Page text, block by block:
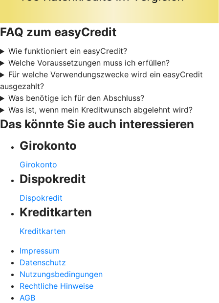
FAQ zum easyCredit
Wie funktioniert ein easyCredit?
Welche Voraussetzungen muss ich erfüllen?
Für welche Verwendungszwecke wird ein easyCredit
ausgezahlt?
Was benötige ich für den Abschluss?
Was ist, wenn mein Kreditwunsch abgelehnt wird?
Das könnte Sie auch interessieren
Girokonto
Girokonto
Dispokredit
Dispokredit
Kreditkarten
Kreditkarten
Impressum
Datenschutz
Nutzungsbedingungen
Rechtliche Hinweise
AGB